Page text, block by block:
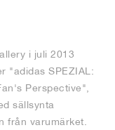
i juli 2013
"adidas SPEZIAL:
Perspective",
sällsynta
från varumärket.